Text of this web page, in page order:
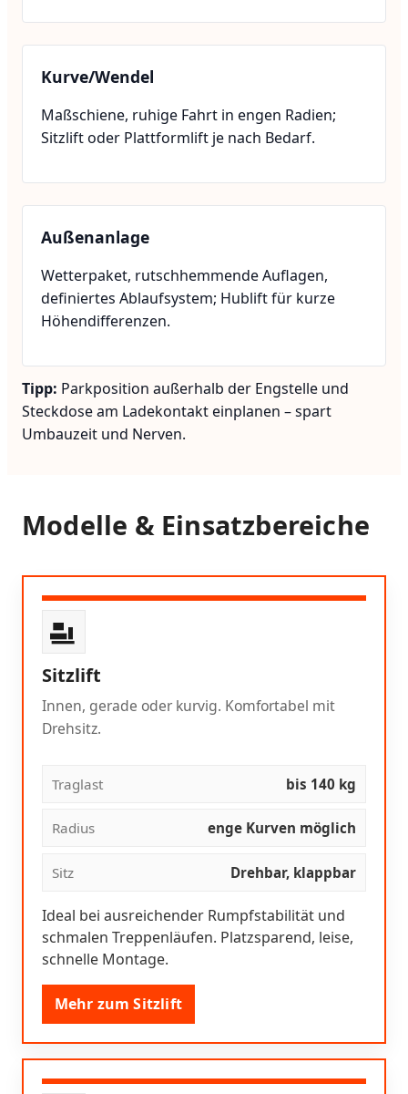
Kurve/Wendel
Maßschiene, ruhige Fahrt in engen Radien;
Sitzlift oder Plattformlift je nach Bedarf.
Außenanlage
Wetterpaket, rutschhemmende Auflagen,
definiertes Ablaufsystem; Hublift für kurze
Höhendifferenzen.
Tipp: Parkposition außerhalb der Engstelle und
Steckdose am Ladekontakt einplanen – spart
Umbauzeit und Nerven.
Modelle & Einsatzbereiche
Sitzlift
Innen, gerade oder kurvig. Komfortabel mit
Drehsitz.
Traglast bis 140 kg
Radius enge Kurven möglich
Sitz Drehbar, klappbar
Ideal bei ausreichender Rumpfstabilität und
schmalen Treppenläufen. Platzsparend, leise,
schnelle Montage.
Mehr zum Sitzlift